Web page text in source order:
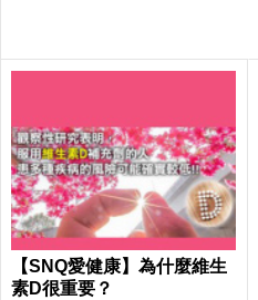
【SNQ愛健康】為什麼維生
素D很重要？